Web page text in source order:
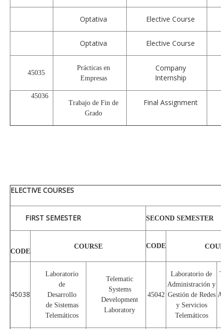
Optativa Elective Course
Optativa Elective Course
45035
Prácticas en
Empresas
Company
Internship
45036
Trabajo de Fin de
Grado
Final Assignment
ELECTIVE COURSES
FIRST SEMESTER SECOND SEMESTER
CODE
COURSE CODE
45038
Laboratorio
de
Desarrollo
de Sistemas
Telemáticos
Telematic
Systems
Development
Laboratory
45042
Laboratorio de
Administración y
Gestión de Redes
y Servicios
Telemáticos